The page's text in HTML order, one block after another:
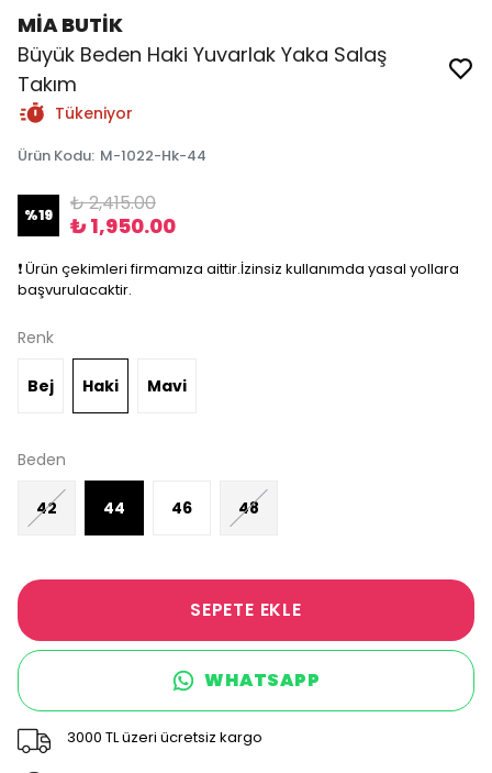
MİA BUTİK
Büyük Beden Haki Yuvarlak Yaka Salaş
Takım
Tükeniyor
Ürün Kodu: M-1022-Hk-44
%19 ₺ 2,415.00
₺ 1,950.00
❗️ Ürün çekimleri firmamıza aittir.İzinsiz kullanımda yasal yollara
başvurulacaktir.
Renk
Bej Haki Mavi
Beden
42 44 46 48
SEPETE EKLE
WHATSAPP
3000 TL üzeri ücretsiz kargo